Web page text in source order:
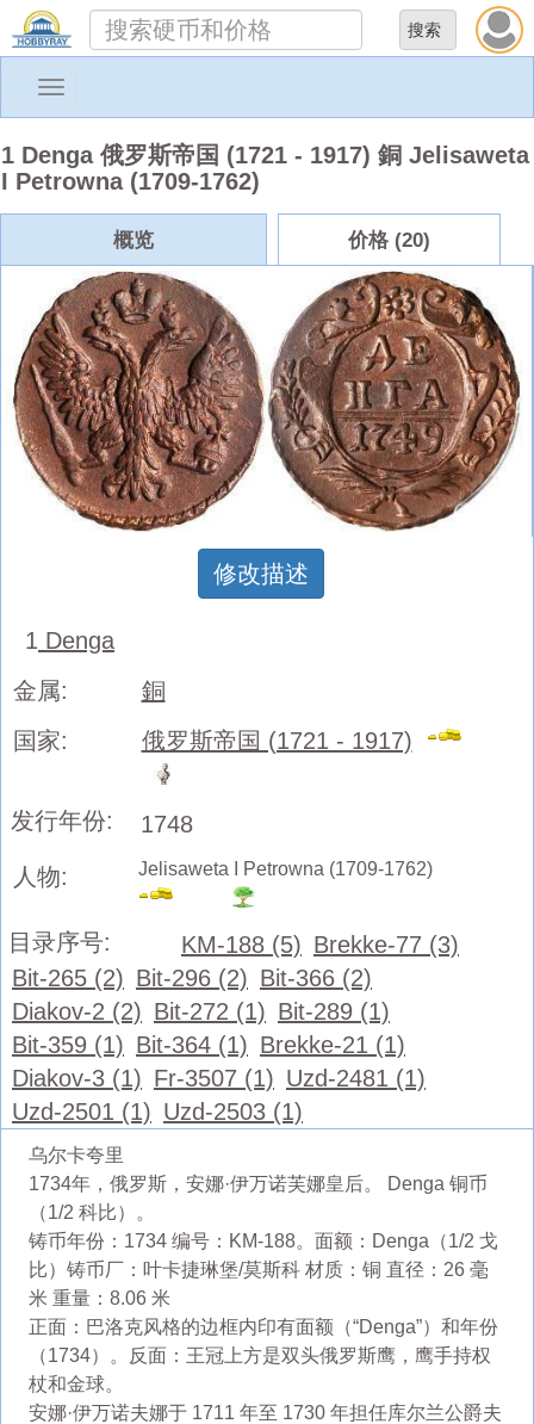
Toggle
1 Denga 俄罗斯帝国 (1721 - 1917) 銅 Jelisaweta
I Petrowna (1709-1762)
概览 价格 (20)
修改描述
1 Denga
金属:
銅
国家:
俄罗斯帝国 (1721 - 1917)
发行年份:
1748
人物:
Jelisaweta I Petrowna (1709-1762)
目录序号: KM-188 (5) Brekke-77 (3)
Bit-265 (2) Bit-296 (2) Bit-366 (2)
Diakov-2 (2) Bit-272 (1) Bit-289 (1)
Bit-359 (1) Bit-364 (1) Brekke-21 (1)
Diakov-3 (1) Fr-3507 (1) Uzd-2481 (1)
Uzd-2501 (1) Uzd-2503 (1)
乌尔卡夸里
1734年，俄罗斯，安娜·伊万诺芙娜皇后。 Denga 铜币
（1/2 科比）。
铸币年份：1734 编号：KM-188。面额：Denga（1/2 戈
比）铸币厂：叶卡捷琳堡/莫斯科 材质：铜 直径：26 毫
米 重量：8.06 米
正面：巴洛克风格的边框内印有面额（“Denga”）和年份
（1734）。反面：王冠上方是双头俄罗斯鹰，鹰手持权
杖和金球。
安娜·伊万诺夫娜于 1711 年至 1730 年担任库尔兰公爵夫